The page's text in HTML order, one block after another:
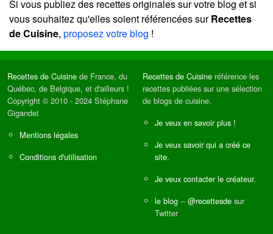
Si vous publiez des recettes originales sur votre blog et si
vous souhaitez qu'elles soient référencées surRecettes
de Cuisine, proposez votre blog !
Recettes de Cuisine de France, du
Québec, de Belgique, et d'ailleurs !
Copyright © 2010 - 2024 Stéphane
Gigandet
Mentions légales
Conditions d'utilisation
Recettes de Cuisine référence les
recettes publiées sur une sélection
de blogs de cuisine.
Je veux en savoir plus !
Je veux savoir qui a créé ce
site.
Je veux contacter le créateur.
le blog -- @recettesde sur
Twitter